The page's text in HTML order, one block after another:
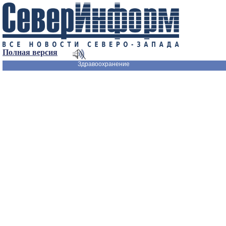
Полная версия
Здравоохранение